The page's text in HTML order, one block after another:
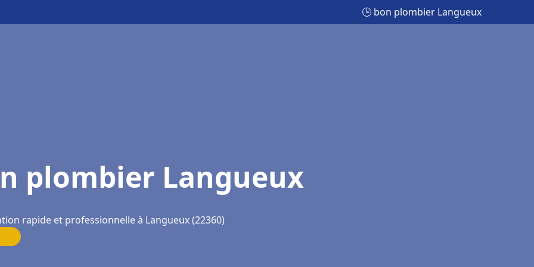
🕒 bon plombier Langueux
plombier Langueux
rapide et professionnelle à Langueux (22360)